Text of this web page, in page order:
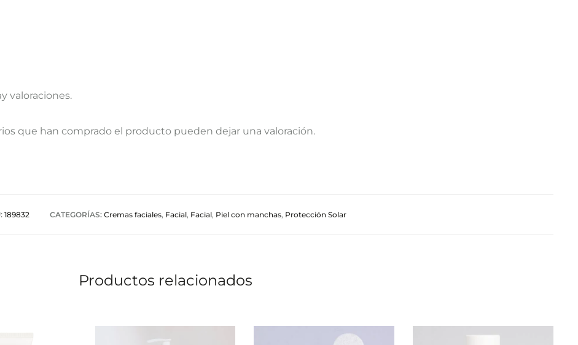
valoraciones.
que han comprado el producto pueden dejar una valoración.
189832 CATEGORÍAS: Cremas faciales, Facial, Facial, Piel con manchas, Protección Solar
Productos relacionados